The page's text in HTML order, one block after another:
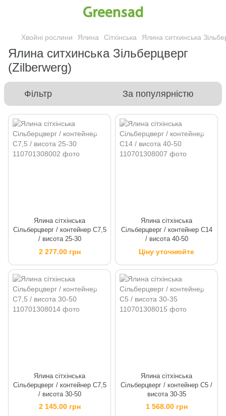
Хвойні рослини Ялина Сітхінська Ялина ситхинська
Ялина ситхинська Зільберцверг
(Zilberwerg)
Фільтр За популярністю
Ялина сітхінська
Сільберцверг / контейнер C7,5
/ висота 25-30
2 277.00 грн
Ялина сітхінська
Сільберцверг / контейнер C14
/ висота 40-50
Ціну уточнюйте
Ялина сітхінська
Сільберцверг / контейнер C7,5
/ висота 30-50
2 145.00 грн
Ялина сітхінська
Сільберцверг / контейнер C5 /
висота 30-35
1 568.00 грн